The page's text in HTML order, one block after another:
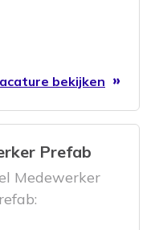
veilige en
En daar
bekijken
Prefab
Medewerker